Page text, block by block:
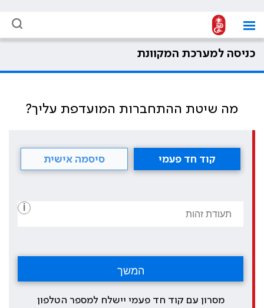
כניסה למערכת המקוונת
מה שיטת ההתחברות המועדפת עליך?
קוד חד פעמי סיסמה אישית
i
מסרון עם קוד חד פעמי יישלח למספר הטלפון